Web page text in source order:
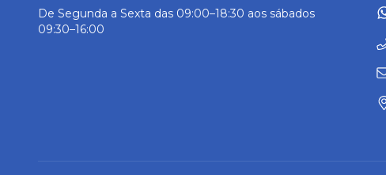
De Segunda a Sexta das 09:00–18:30 aos sábados
09:30–16:00